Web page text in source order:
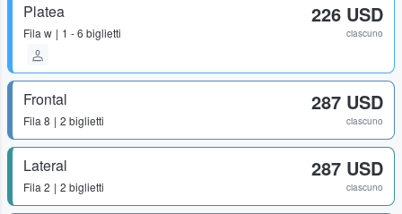
Platea
Fila w 1 - 6 biglietti
226 USD
ciascuno
Frontal
Fila 8 2 biglietti
287 USD
ciascuno
Lateral
Fila 2 2 biglietti
287 USD
ciascuno